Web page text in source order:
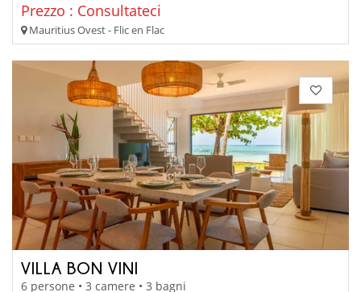
Prezzo : Consultateci
Mauritius Ovest - Flic en Flac
VILLA BON VINI
6 persone • 3 camere • 3 bagni